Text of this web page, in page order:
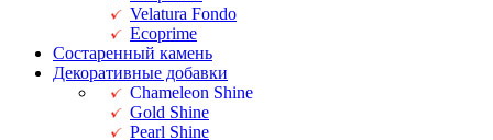
Velatura Fondo
Ecoprime
Состаренный камень
Декоративные добавки
Chameleon Shine
Gold Shine
Pearl Shine